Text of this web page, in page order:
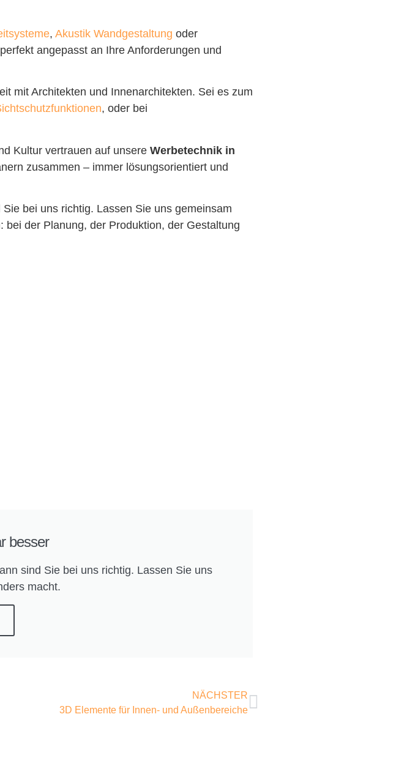
, Akustik Wandgestaltung oder
angepasst an Ihre Anforderungen und
mit Architekten und Innenarchitekten. Sei es zum
, oder bei
Kultur vertrauen auf unsere Werbetechnik in
zusammen – immer lösungsorientiert und
bei uns richtig. Lassen Sie uns gemeinsam
der Planung, der Produktion, der Gestaltung
besser
sind Sie bei uns richtig. Lassen Sie uns
macht.
NÄCHSTER
3D Elemente für Innen- und Außenbereiche